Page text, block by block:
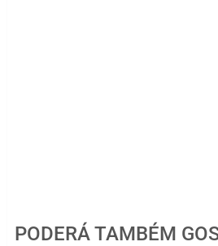
PODERÁ TAMBÉM